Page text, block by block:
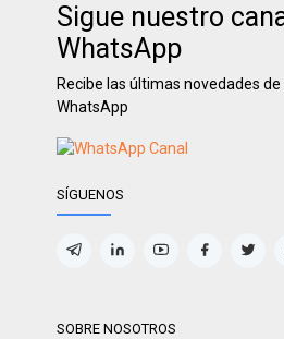
Sigue nuestro
WhatsApp
Recibe las últimas novedades
WhatsApp
SÍGUENOS
SOBRE NOSOTROS